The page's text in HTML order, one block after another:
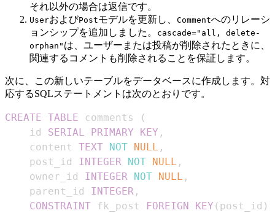
それ以外の場合は返信です。
UserおよびPostモデルを更新し、 Commentへのリレーシ
ョンシップを追加しました。
cascade="all, delete-
orphan" は、ユーザーまたは投稿が削除されたときに、
関連するコメントも削除されることを保証します。
次に、この新しいテーブルをデータベースに作成します。対
応するSQLステートメントは次のとおりです。
CREATE TABLE comments
(
    id
SERIAL PRIMARY KEY ,
    content
TEXT NOT NULL ,
    post_id
INTEGER NOT NULL ,
    owner_id
INTEGER NOT NULL ,
    parent_id
INTEGER ,
CONSTRAINT fk_post FOREIGN KEY ( post_id )